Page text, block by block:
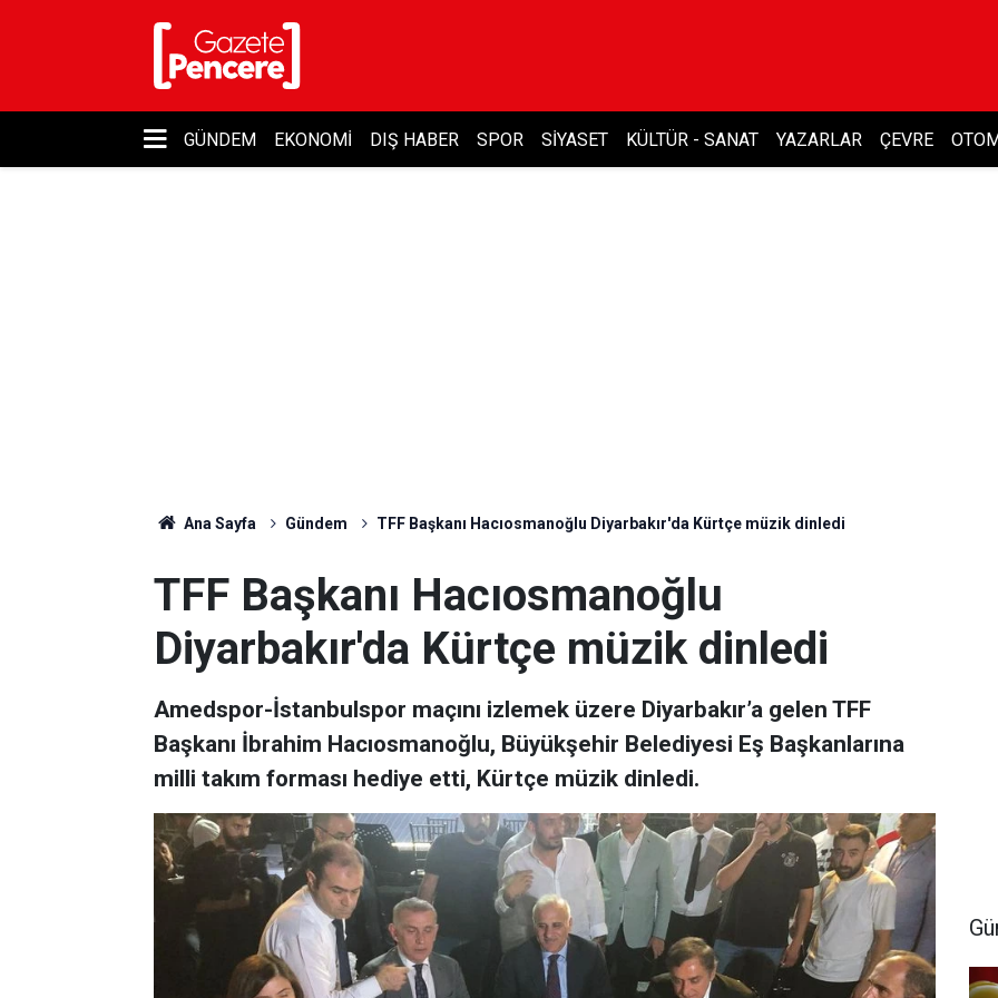
GÜNDEM EKONOMI DIŞ HABER SPOR SIYASET KÜLTÜR - SANAT YAZARLAR ÇEVRE
Ana Sayfa Gündem TFF Başkanı Hacıosmanoğlu Diyarbakır'da Kürtçe müzik dinledi
TFF Başkanı Hacıosmanoğlu
Diyarbakır'da Kürtçe müzik dinledi
Amedspor-İstanbulspor maçını izlemek üzere Diyarbakır’a gelen TFF
Başkanı İbrahim Hacıosmanoğlu, Büyükşehir Belediyesi Eş Başkanlarına
milli takım forması hediye etti, Kürtçe müzik dinledi.